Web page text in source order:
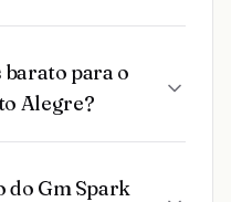
para o
Alegre?
do Gm Spark